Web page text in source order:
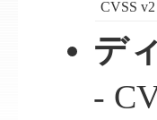
CVSS v2
デ
-